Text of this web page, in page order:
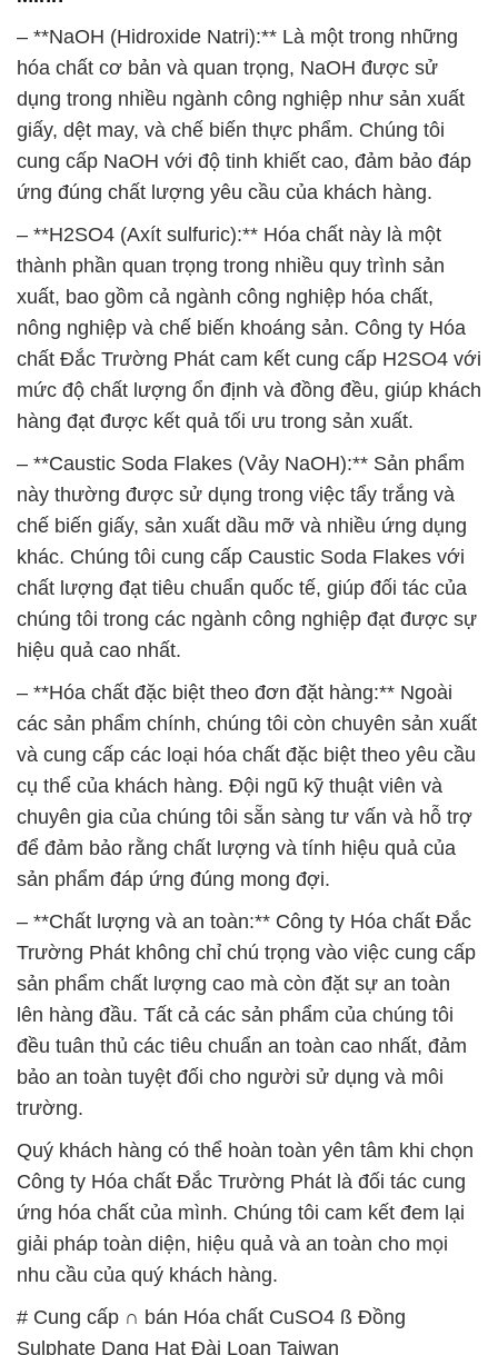
cung cấp NaOH với độ tinh khiết cao, đảm bảo đáp
ứng đúng chất lượng yêu cầu của khách hàng.
– **H2SO4 (Axít sulfuric):** Hóa chất này là một
thành phần quan trọng trong nhiều quy trình sản
xuất, bao gồm cả ngành công nghiệp hóa chất,
nông nghiệp và chế biến khoáng sản. Công ty Hóa
chất Đắc Trường Phát cam kết cung cấp H2SO4 với
mức độ chất lượng ổn định và đồng đều, giúp khách
hàng đạt được kết quả tối ưu trong sản xuất.
– **Caustic Soda Flakes (Vảy NaOH):** Sản phẩm
này thường được sử dụng trong việc tẩy trắng và
chế biến giấy, sản xuất dầu mỡ và nhiều ứng dụng
khác. Chúng tôi cung cấp Caustic Soda Flakes với
chất lượng đạt tiêu chuẩn quốc tế, giúp đối tác của
chúng tôi trong các ngành công nghiệp đạt được sự
hiệu quả cao nhất.
– **Hóa chất đặc biệt theo đơn đặt hàng:** Ngoài
các sản phẩm chính, chúng tôi còn chuyên sản xuất
và cung cấp các loại hóa chất đặc biệt theo yêu cầu
cụ thể của khách hàng. Đội ngũ kỹ thuật viên và
chuyên gia của chúng tôi sẵn sàng tư vấn và hỗ trợ
để đảm bảo rằng chất lượng và tính hiệu quả của
sản phẩm đáp ứng đúng mong đợi.
– **Chất lượng và an toàn:** Công ty Hóa chất Đắc
Trường Phát không chỉ chú trọng vào việc cung cấp
sản phẩm chất lượng cao mà còn đặt sự an toàn
lên hàng đầu. Tất cả các sản phẩm của chúng tôi
đều tuân thủ các tiêu chuẩn an toàn cao nhất, đảm
bảo an toàn tuyệt đối cho người sử dụng và môi
trường.
Quý khách hàng có thể hoàn toàn yên tâm khi chọn
Công ty Hóa chất Đắc Trường Phát là đối tác cung
ứng hóa chất của mình. Chúng tôi cam kết đem lại
giải pháp toàn diện, hiệu quả và an toàn cho mọi
nhu cầu của quý khách hàng.
# Cung cấp ∩ bán Hóa chất CuSO4 ß Đồng
Sulphate Dạng Hạt Đài Loan Taiwan
# Công ty chuyên bán \ phân phối Hóa chất CuSO4
ß Đồng Sulphate Dạng Hạt Đài Loan Taiwan
# Địa chỉ chuyên cung cấp ← kinh doanh Hóa chất
CuSO4 ß Đồng Sulphate Dạng Hạt Đài Loan Taiwan